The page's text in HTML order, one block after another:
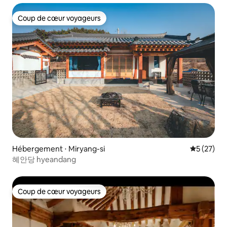
Unique en Corée – Piscine à débordement entièrement
européenne
Coup de cœur voyageurs
Coup de cœur voyageurs
Hébergement ⋅ Miryang-si
5 (27)
혜안당 hyeandang
Coup de cœur voyageurs
Coup de cœur voyageurs